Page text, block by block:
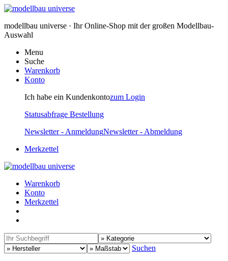
modellbau universe · Ihr Online-Shop mit der großen Modellbau-
Auswahl
Menu
Suche
Warenkorb
Konto
Ich habe ein Kundenkontozum Login
Statusabfrage Bestellung
Newsletter - AnmeldungNewsletter - Abmeldung
Merkzettel
Warenkorb
Konto
Merkzettel
Suchen